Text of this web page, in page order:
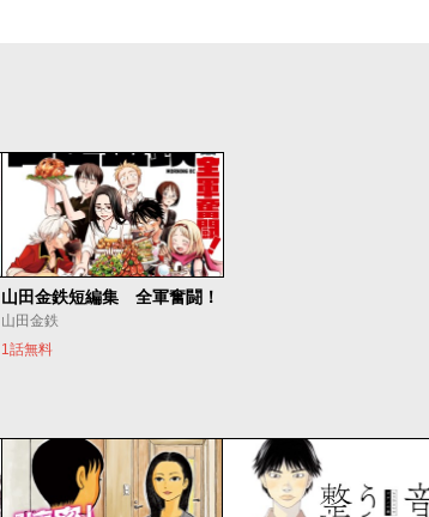
山田金鉄短編集 全軍奮闘！
山田金鉄
1話無料